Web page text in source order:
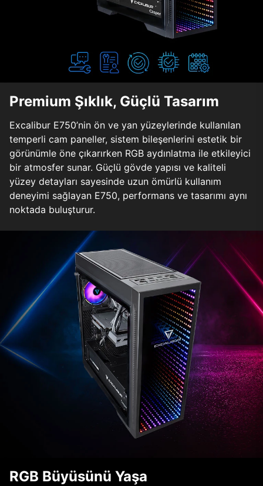
Premium Şıklık, Güçlü Tasarım
Excalibur E750’nin ön ve yan yüzeylerinde kullanılan
temperli cam paneller, sistem bileşenlerini estetik bir
görünümle öne çıkarırken RGB aydınlatma ile etkileyici
bir atmosfer sunar. Güçlü gövde yapısı ve kaliteli
yüzey detayları sayesinde uzun ömürlü kullanım
deneyimi sağlayan E750, performans ve tasarımı aynı
noktada buluşturur.
RGB Büyüsünü Yaşa